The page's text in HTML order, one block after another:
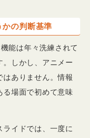
の判断基準
能は年々洗練されて
しかし、アニメー
ありません。情報
る場面で初めて意味
イドでは、一度に